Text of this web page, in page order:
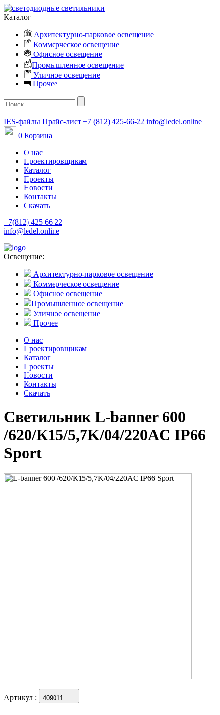
Каталог
Архитектурно-парковое освещение
Коммерческое освещение
Офисное освещение
Промышленное освещение
Уличное освещение
Прочее
IES-файлы Прайс-лист +7 (812) 425-66-22 info@ledel.online
0 Корзина
О нас
Проектировщикам
Каталог
Проекты
Новости
Контакты
Скачать
+7(812) 425 66 22
info@ledel.online
Освещение:
Архитектурно-парковое освещение
Коммерческое освещение
Офисное освещение
Промышленное освещение
Уличное освещение
Прочее
О нас
Проектировщикам
Каталог
Проекты
Новости
Контакты
Скачать
Светильник L-banner 600
/620/К15/5,7K/04/220AC IP66
Sport
Артикул : 409011